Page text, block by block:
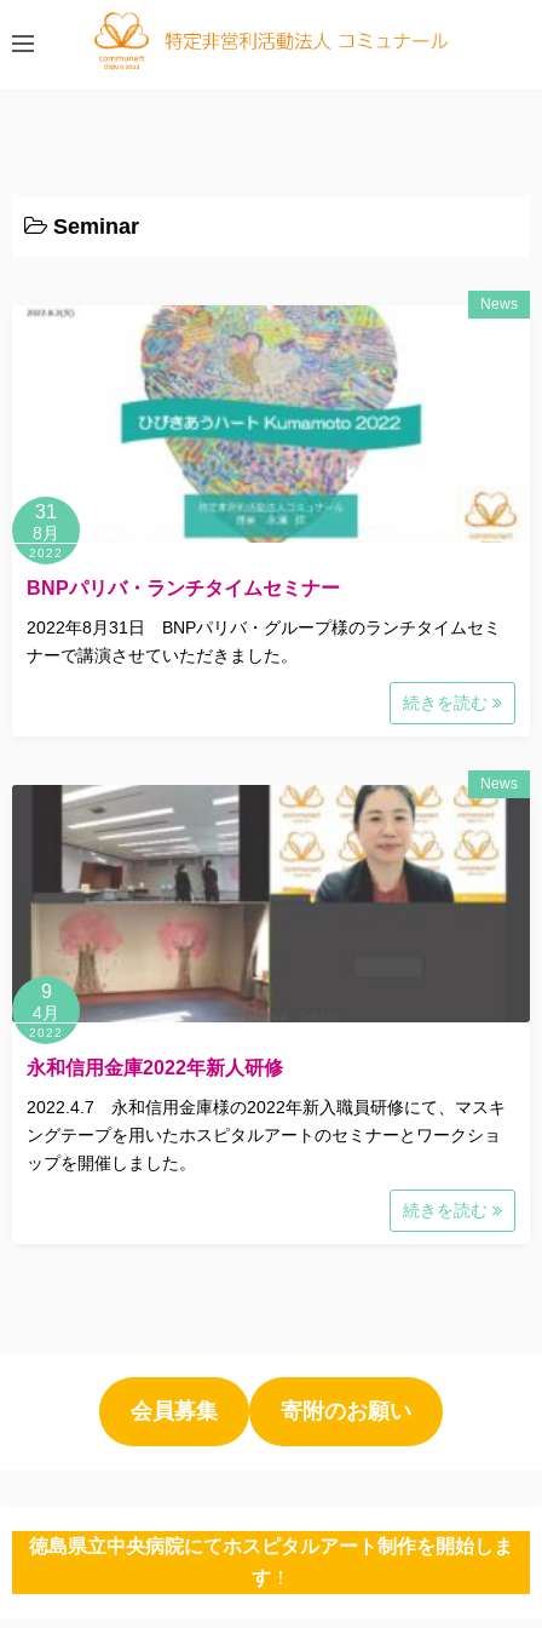
ン
Seminar
News
31
8月
2022
BNPパリバ・ランチタイムセミナー
2022年8月31日 BNPパリバ・グループ様のランチタイムセミ
ナーで講演させていただきました。
続きを読む
News
9
4月
2022
永和信用金庫2022年新人研修
2022.4.7 永和信用金庫様の2022年新入職員研修にて、マスキ
ングテープを用いたホスピタルアートのセミナーとワークショ
ップを開催しました。
続きを読む
会員募集 寄附のお願い
徳島県立中央病院にてホスピタルアート制作を開始しま
す ！